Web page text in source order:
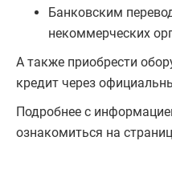
Банковским
некоммерческих
А также приобрести
кредит через
Подробнее с
ознакомиться на